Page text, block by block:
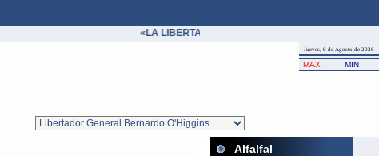
«LA LIBERTAD ES UN BIEN COMÚN Y, MIENTRAS
Jueves, 6 de Agosto de 2026
MAX MIN
Alfalfal